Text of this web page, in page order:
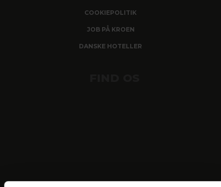
COOKIEPOLITIK
JOB PÅ KROEN
DANSKE HOTELLER